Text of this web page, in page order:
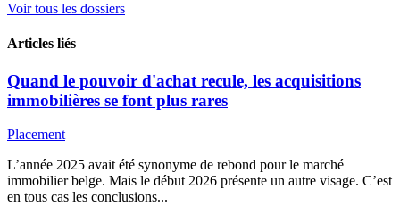
Voir tous les dossiers
Articles liés
Quand le pouvoir d'achat recule, les acquisitions
immobilières se font plus rares
Placement
L’année 2025 avait été synonyme de rebond pour le marché
immobilier belge. Mais le début 2026 présente un autre visage. C’est
en tous cas les conclusions...